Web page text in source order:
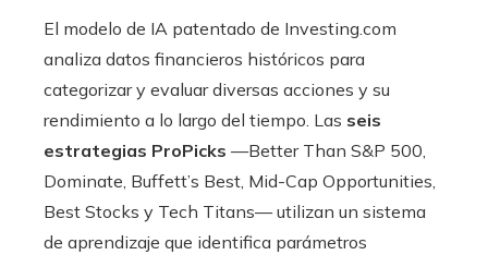
El modelo de IA patentado de Investing.com
analiza datos financieros históricos para
categorizar y evaluar diversas acciones y su
rendimiento a lo largo del tiempo. Las seis
estrategias ProPicks —Better Than S&P 500,
Dominate, Buffett’s Best, Mid-Cap Opportunities,
Best Stocks y Tech Titans— utilizan un sistema
de aprendizaje que identifica parámetros